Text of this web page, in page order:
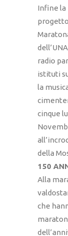
Infine la
radio
istituti
la
cinque
della
150
Alla
che